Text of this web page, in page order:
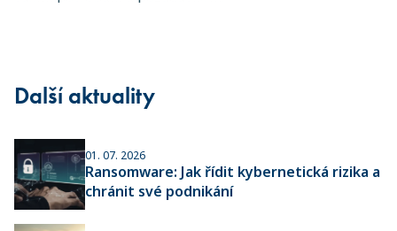
Další aktuality
01. 07. 2026
Ransomware: Jak řídit kybernetická rizika a
chránit své podnikání